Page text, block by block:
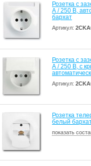
Розетка с
А / 250 В,
бархат
Артикул:
Розетка с
А / 250 В, с
Артикул:
Розетка
белый
показать